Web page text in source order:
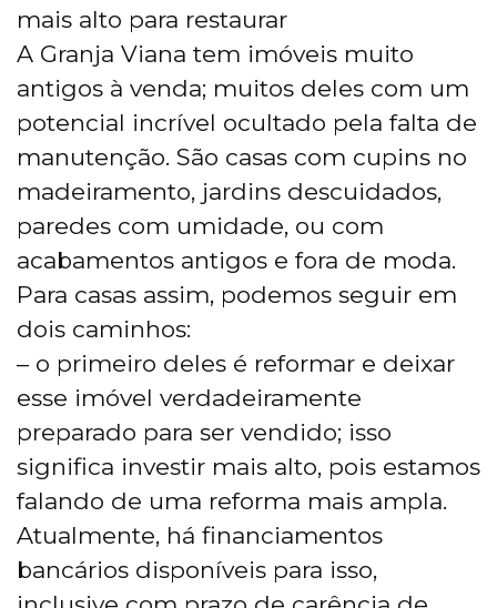
mais alto para restaurar
A Granja Viana tem imóveis muito
antigos à venda; muitos deles com um
potencial incrível ocultado pela falta de
manutenção. São casas com cupins no
madeiramento, jardins descuidados,
paredes com umidade, ou com
acabamentos antigos e fora de moda.
Para casas assim, podemos seguir em
dois caminhos:
– o primeiro deles é reformar e deixar
esse imóvel verdadeiramente
preparado para ser vendido; isso
significa investir mais alto, pois estamos
falando de uma reforma mais ampla.
Atualmente, há financiamentos
bancários disponíveis para isso,